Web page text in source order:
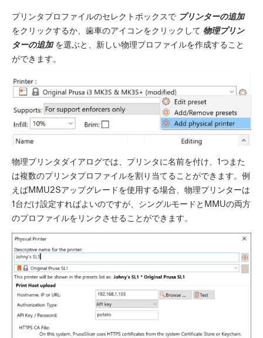
プリンタプロファイルのセレクトボックスで プリンターの追加
をクリックするか、歯車のアイコンをクリックして 物理プリン
ターの追加を選ぶと、新しい物理プロファイルを作成すること
ができます。
物理プリンタダイアログでは、プリンタに名前を付け、1つまた
は複数のプリンタプロファイルを割り当てることができます。例
えばMMU2Sアップグレードを使用する場合、物理プリンターは
1台だけ設定すればよいのですが、シングルモードとMMUの両方
のプロファイルをリンクさせることができます。